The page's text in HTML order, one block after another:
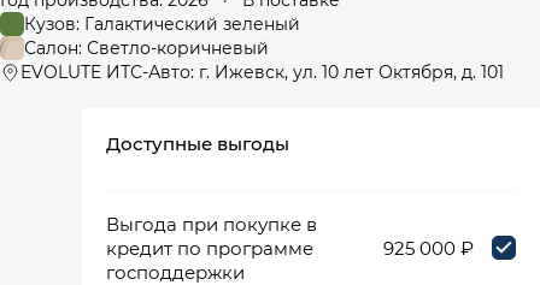
Кузов: Галактический зеленый
Салон: Светло-коричневый
EVOLUTE ИТС-Авто: г. Ижевск, ул. 10 лет Октября, д. 101
Доступные выгоды
Выгода при покупке в
кредит по программе
господдержки
925 000 ₽